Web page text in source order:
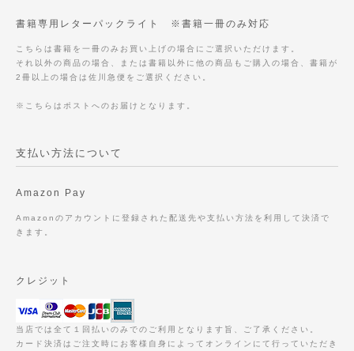
書籍専用レターパックライト ※書籍一冊のみ対応
こちらは書籍を一冊のみお買い上げの場合にご選択いただけます。
それ以外の商品の場合、または書籍以外に他の商品もご購入の場合、書籍が
2冊以上の場合は佐川急便をご選択ください。
※こちらはポストへのお届けとなります。
支払い方法について
Amazon Pay
Amazonのアカウントに登録された配送先や支払い方法を利用して決済で
きます。
クレジット
当店では全て１回払いのみでのご利用となります旨、ご了承ください。
カード決済はご注文時にお客様自身によってオンラインにて行っていただき